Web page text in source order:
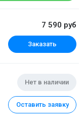
7 590 руб
Заказать
Нет в наличии
Оставить заявку